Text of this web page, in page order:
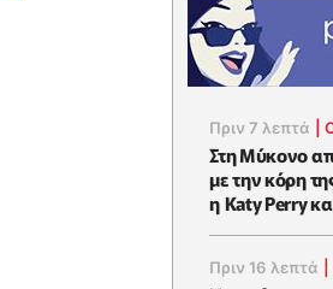
Πριν 7 λεπτά |
Στη Μύκονο
με την κόρη
η Κaty Perry
Πριν 16 λεπτά